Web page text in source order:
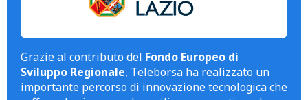
Grazie al contributo del Fondo Europeo di
Sviluppo Regionale, Teleborsa ha realizzato un
importante percorso di innovazione tecnologica che